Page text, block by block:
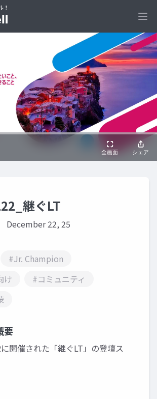
継ぐLT
December 22, 25
#Jr. Champion
け
#コミュニティ
要
開催された「継ぐLT」の登壇ス